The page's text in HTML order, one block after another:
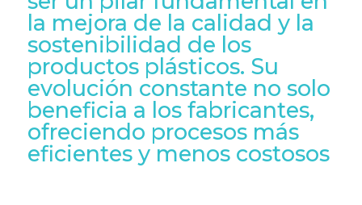
la mejora de la calidad y la
sostenibilidad de los
productos plásticos. Su
evolución constante no solo
beneficia a los fabricantes,
ofreciendo procesos más
eficientes y menos costosos